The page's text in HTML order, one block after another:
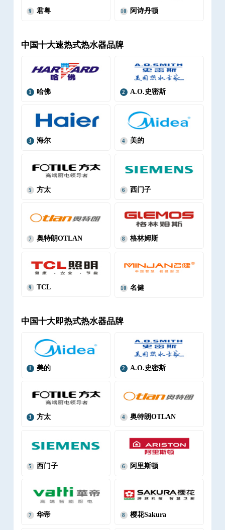
9 君粤 10 阿诗丹顿
中国十大速热式热水器品牌
1 哈佛 2 A.O.史密斯
3 海尔 4 美的
5 方太 6 西门子
7 奥特朗OTLAN 8 格林姆斯
9 TCL 10 名健
中国十大即热式热水器品牌
1 美的 2 A.O.史密斯
3 方太 4 奥特朗OTLAN
5 西门子 6 阿里斯顿
7 华帝 8 樱花Sakura